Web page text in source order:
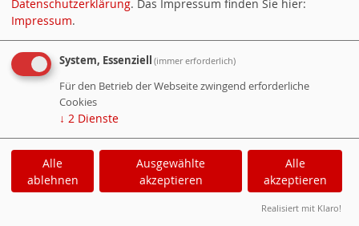
Cookie-Manager
Impressum
Datenschutzerklärung. Das Impressum finden Sie hier:
Impressum.
System, Essenziell (immer erforderlich)
Für den Betrieb der Webseite zwingend erforderliche
Cookies
↓ 2 Dienste
Alle
ablehnen
Ausgewählte
akzeptieren
Alle
akzeptieren
Realisiert mit Klaro!